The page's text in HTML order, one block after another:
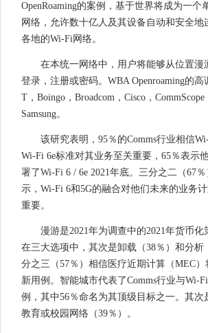
OpenRoaming的案例，基于世界将成为一个
网络，允许数十亿人及其设备自动和安全地
各地的Wi-Fi网络。
在本统一网络中，用户将能够从位置漫
登录，注册或密码。WBA Openroaming的高
T，Boingo，Broadcom，Cisco，
Samsung。
该研究表明，95％的Comms行业相信
Wi-Fi 6e标准对其业务至关重要，65％表示
署了Wi-Fi 6 / 6e 2021年底。三分之二（67
示，Wi-Fi 6和5G的融合对他们未来的业务
重要。
漫游是2021年为调查中的2021年货币化
在三大选项中，其次是卸载（38％）和分析
分之三（57％）相信医疗近期计算（MEC
新用例。智能城市代表了Comms行业与Wi-
例，其中56％命名为其顶级目标之一。其次
教育或校园网络（39％）。